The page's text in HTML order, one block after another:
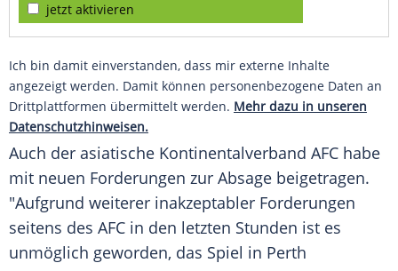
jetzt aktivieren
Ich bin damit einverstanden, dass mir externe Inhalte
angezeigt werden. Damit können personenbezogene Daten an
Drittplattformen übermittelt werden. Mehr dazu in unseren
Datenschutzhinweisen.
Auch der asiatische Kontinentalverband AFC habe
mit neuen Forderungen zur Absage beigetragen.
"Aufgrund weiterer inakzeptabler Forderungen
seitens des AFC in den letzten Stunden ist es
unmöglich geworden, das Spiel in Perth